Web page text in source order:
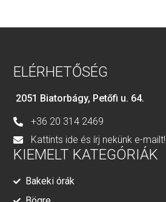
ELÉRHETŐSÉG
2051 Biatorbágy, Petőfi u. 64.
+36 20 314 2469
Kattints ide és írj nekünk e-mailt!
KIEMELT KATEGÓRIÁK
Bakeki órák